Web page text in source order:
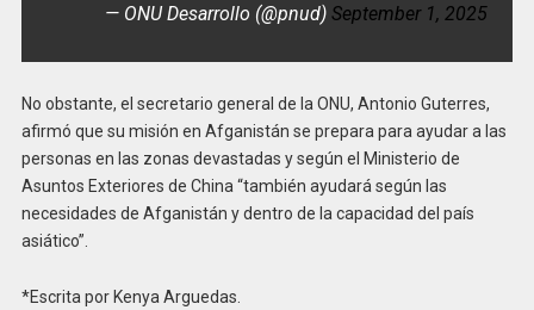
— ONU Desarrollo (@pnud) September 1, 2025
No obstante, el secretario general de la ONU, Antonio Guterres,
afirmó que su misión en Afganistán se prepara para ayudar a las
personas en las zonas devastadas y según el Ministerio de
Asuntos Exteriores de China “también ayudará según las
necesidades de Afganistán y dentro de la capacidad del país
asiático”.
*Escrita por Kenya Arguedas.